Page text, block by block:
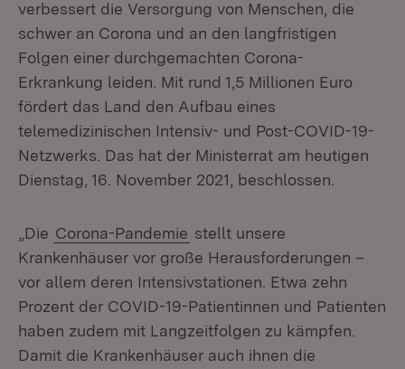
verbessert die Versorgung von Menschen, die
schwer an Corona und an den langfristigen
Folgen einer durchgemachten Corona-
Erkrankung leiden. Mit rund 1,5 Millionen Euro
fördert das Land den Aufbau eines
telemedizinischen Intensiv- und Post-COVID-19-
Netzwerks. Das hat der Ministerrat am heutigen
Dienstag, 16. November 2021, beschlossen.
„Die Corona-Pandemie stellt unsere
Krankenhäuser vor große Herausforderungen –
vor allem deren Intensivstationen. Etwa zehn
Prozent der COVID-19-Patientinnen und Patienten
haben zudem mit Langzeitfolgen zu kämpfen.
Damit die Krankenhäuser auch ihnen die